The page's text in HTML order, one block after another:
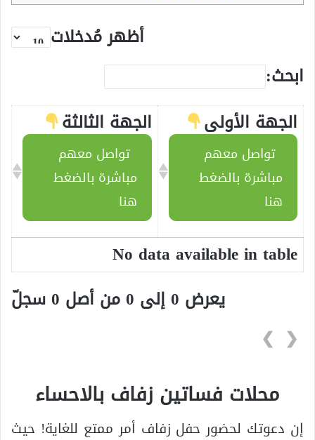
أظهر مُدخلات
ابحث:
الجهة الأولى
تواصل معهم
مباشرة بالضغط
هنا
الجهة الثالثة
تواصل معهم
مباشرة بالضغط
هنا
No data available in table
يعرض 0 إلى 0 من أصل 0 سجلّ
❮
❯
محلات فساتين زفاف بالاحساء
إن دعوتك لحضور حفل زفاف أمر ممتع للغاية! حيث